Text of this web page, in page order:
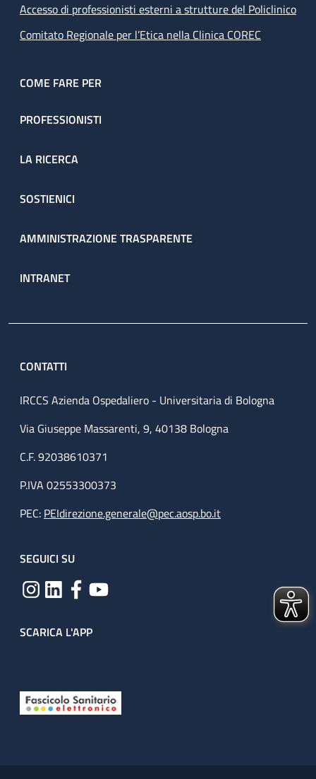
Accesso di professionisti esterni a strutture del Policlinico
Comitato Regionale per l’Etica nella Clinica COREC
COME FARE PER
PROFESSIONISTI
LA RICERCA
SOSTIENICI
AMMINISTRAZIONE TRASPARENTE
INTRANET
CONTATTI
IRCCS Azienda Ospedaliero - Universitaria di Bologna
Via Giuseppe Massarenti, 9, 40138 Bologna
C.F. 92038610371
P.IVA 02553300373
PEC: PEIdirezione.generale@pec.aosp.bo.it
SEGUICI SU
SCARICA L'APP